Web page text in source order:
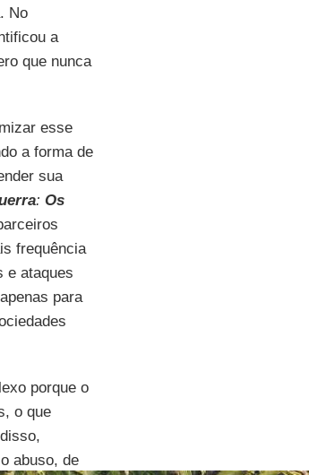
No
a
que nunca
esse
a forma de
sua
: Os
frequência
e ataques
para
porque o
o que
abuso, de